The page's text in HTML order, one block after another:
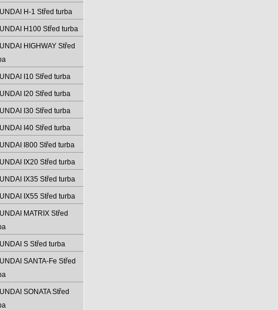
H-1 Střed turba
H100 Střed turba
HIGHWAY Střed
I10 Střed turba
I20 Střed turba
I30 Střed turba
I40 Střed turba
I800 Střed turba
IX20 Střed turba
IX35 Střed turba
IX55 Střed turba
MATRIX Střed
S Střed turba
SANTA-Fe Střed
SONATA Střed